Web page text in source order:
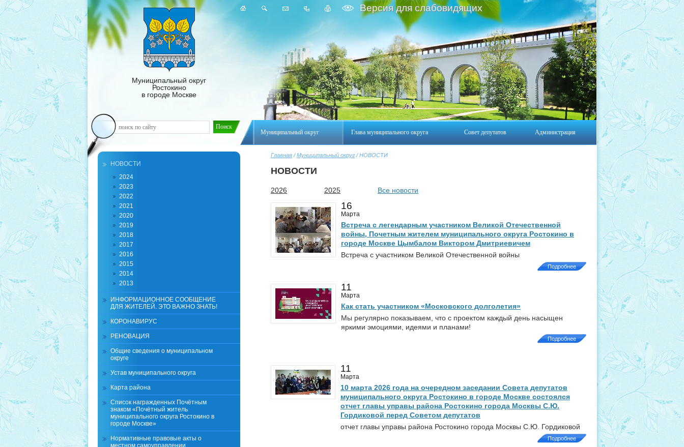
Муниципальный округ Глава муниципального округа Совет депутатов Администрация
Муниципальный округ
Ростокино
в городе Москве
Версия для слабовидящих
Главная /Муниципальный округ / НОВОСТИ
НОВОСТИ
2026 2025 Все новости
16
Марта
Встреча с легендарным участником Великой Отечественной
войны, Почетным жителем муниципального округа Ростокино в
городе Москве Цымбалом Виктором Дмитриевичем
Встреча с участником Великой Отечественной войны
Подробнее
11
Марта
Как стать участником «Московского долголетия»
Мы регулярно показываем, что с проектом каждый день насыщен
яркими эмоциями, идеями и планами!
Подробнее
11
Марта
10 марта 2026 года на очередном заседании Совета депутатов
муниципального округа Ростокино в городе Москве состоялся
отчет главы управы района Ростокино города Москвы С.Ю.
Гордиковой перед Советом депутатов
отчет главы управы района Ростокино города Москвы С.Ю. Гордиковой
Подробнее
НОВОСТИ
2024
2023
2022
2021
2020
2019
2018
2017
2016
2015
2014
2013
ИНФОРМАЦИОННОЕ СООБЩЕНИЕ
ДЛЯ ЖИТЕЛЕЙ. ЭТО ВАЖНО ЗНАТЬ!
КОРОНАВИРУС
РЕНОВАЦИЯ
Общие сведения о муниципальном
округе
Устав муниципального округа
Карта района
Список награжденных Почётным
знаком «Почётный житель
муниципального округа Ростокино в
городе Москве»
Нормативные правовые акты о
местном самоуправлении